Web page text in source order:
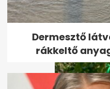
Lakatos
Novák
tűnjön...
Dermesztő
rákkeltő